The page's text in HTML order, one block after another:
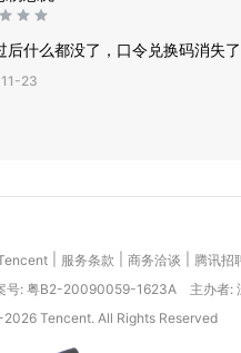
后什么都没了，口令兑换码消失
23
服务条款 商务洽谈
腾讯招
号: 粤B2-20090059-1623A
主办者:
Tencent. All Rights Reserved